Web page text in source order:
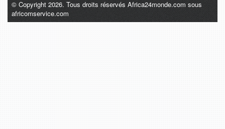
© Copyright 2026. Tous droits réservés Africa24monde.com sous
africomservice.com